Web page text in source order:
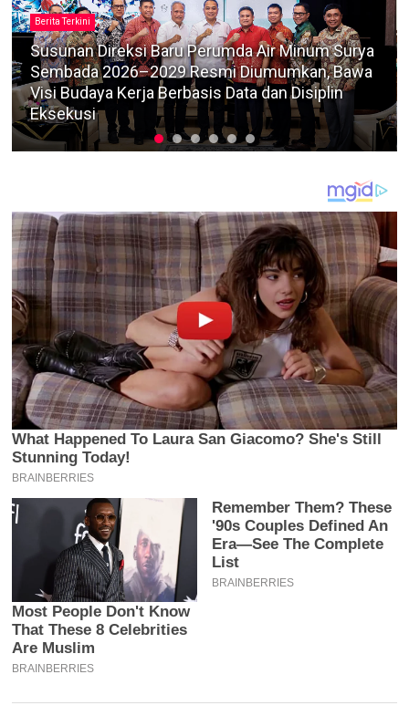
Berita Terkini
Timbun dan Perdagangkan Solar Subsidi dengan
Tangki Modifikasi, Bagus Diadili